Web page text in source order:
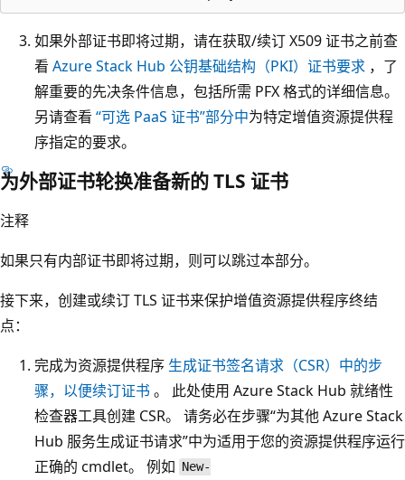
如果外部证书即将过期，请在获取/续订 X509 证书之前查
看 Azure Stack Hub 公钥基础结构（PKI）证书要求 ，了
解重要的先决条件信息，包括所需 PFX 格式的详细信息。
另请查看 “可选 PaaS 证书”部分中为特定增值资源提供程
序指定的要求。
为外部证书轮换准备新的 TLS 证书
注释
如果只有内部证书即将过期，则可以跳过本部分。
接下来，创建或续订 TLS 证书来保护增值资源提供程序终结
点：
完成为资源提供程序 生成证书签名请求（CSR）中的步
骤，以便续订证书 。 此处使用 Azure Stack Hub 就绪性
检查器工具创建 CSR。 请务必在步骤“为其他 Azure Stack
Hub 服务生成证书请求”中为适用于您的资源提供程序运行
正确的 cmdlet。 例如 New-